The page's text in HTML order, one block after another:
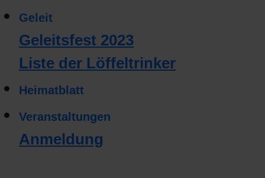
Geleit
Geleitsfest 2023
Liste der Löffeltrinker
Heimatblatt
Veranstaltungen
Anmeldung